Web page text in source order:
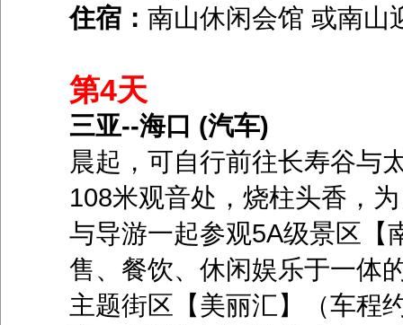
住宿： 南山休闲会馆 或南山
第4天
三亚--海口 (汽车)
晨起，可自行前往长寿谷与
108米观音处，烧柱头香，
与导游一起参观5A级景区【
售、餐饮、休闲娱乐于一体
主题街区【美丽汇】（车程